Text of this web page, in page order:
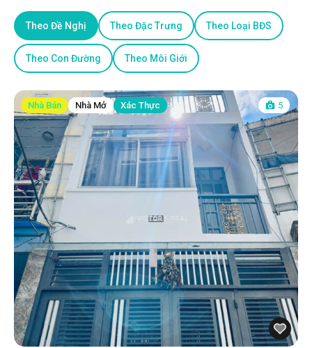
Theo Đề Nghị Theo Đặc Trưng Theo Loại BĐS
Theo Con Đường Theo Môi Giới
Nhà Bán Nhà Mở Xác Thực 5